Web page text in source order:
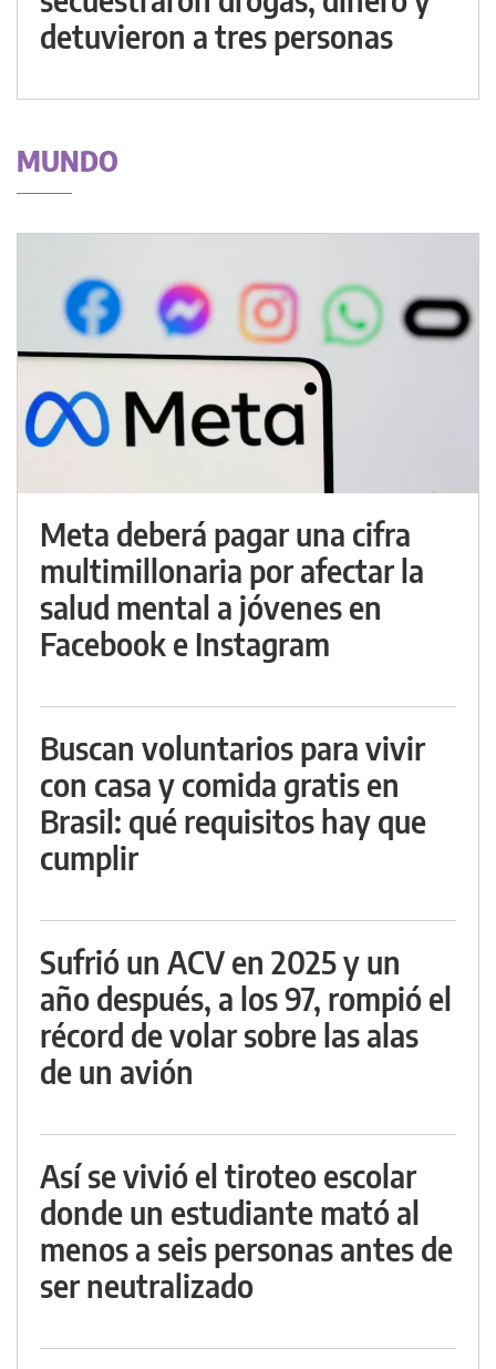
detuvieron a tres personas
MUNDO
Meta deberá pagar una cifra
multimillonaria por afectar la
salud mental a jóvenes en
Facebook e Instagram
Buscan voluntarios para vivir
con casa y comida gratis en
Brasil: qué requisitos hay que
cumplir
Sufrió un ACV en 2025 y un
año después, a los 97, rompió el
récord de volar sobre las alas
de un avión
Así se vivió el tiroteo escolar
donde un estudiante mató al
menos a seis personas antes de
ser neutralizado